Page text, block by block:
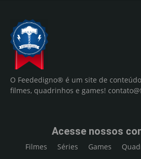
O Feededigno® é um site de
filmes, quadrinhos e games!
Acesse nossos
Filmes Séries Games